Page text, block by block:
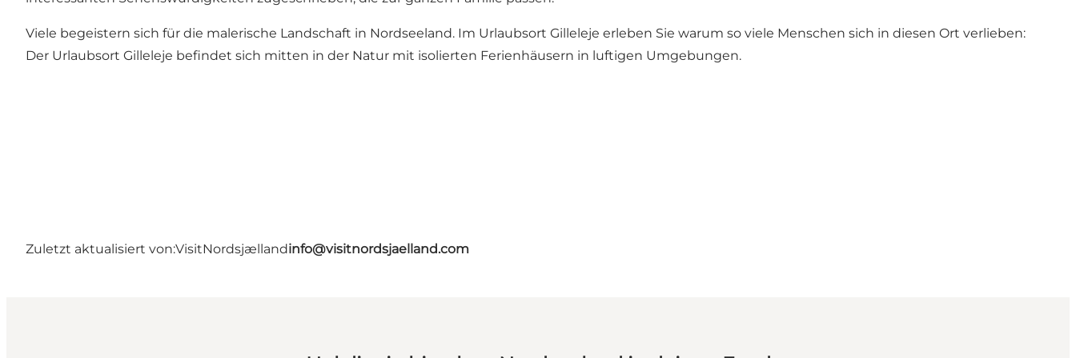
Viele begeistern sich für die malerische Landschaft in Nordseeland. Im Urlaubsort Gilleleje erleben Sie warum so viele Menschen sich in diesen Ort verlieben:
Der Urlaubsort Gilleleje befindet sich mitten in der Natur mit isolierten Ferienhäusern in luftigen Umgebungen.
Zuletzt aktualisiert von:VisitNordsjællandinfo@visitnordsjaelland.com